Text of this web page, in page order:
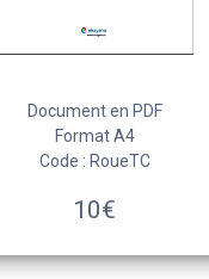
Document en PDF
Format A4
Code : RoueTC
10€